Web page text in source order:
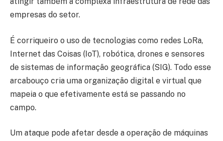
empresas do setor.
É corriqueiro o uso de tecnologias como redes LoRa,
Internet das Coisas (IoT), robótica, drones e sensores
de sistemas de informação geográfica (SIG). Todo esse
arcabouço cria uma organização digital e virtual que
mapeia o que efetivamente está se passando no
campo.
Um ataque pode afetar desde a operação de máquinas